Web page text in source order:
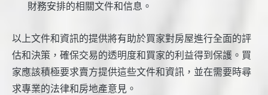
財務安排的相關文件和信息。
以上文件和資訊的提供將有助於買家對房屋進行全面的評
估和決策，確保交易的透明度和買家的利益得到保護。買
家應該積極要求賣方提供這些文件和資訊，並在需要時尋
求專業的法律和房地產意見。